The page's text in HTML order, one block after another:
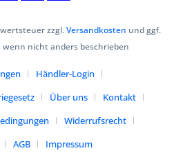
zzgl.Versandkosten und ggf.
nicht anders beschrieben
Händler-Login
Über uns
Kontakt
Widerrufsrecht
AGB Impressum